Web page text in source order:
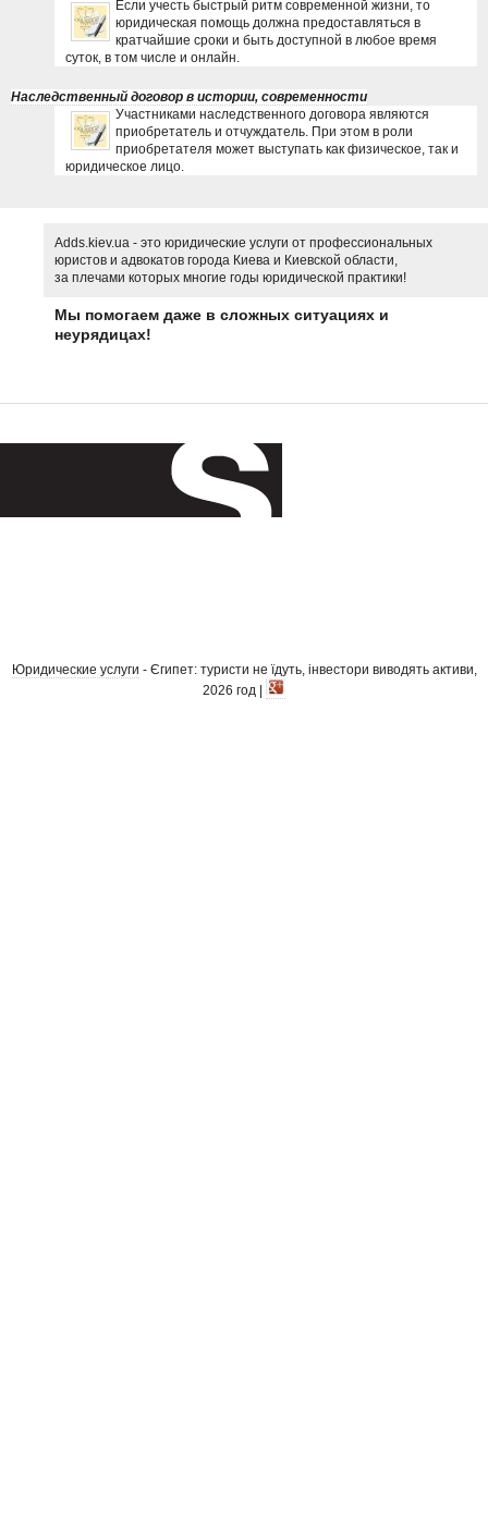
Если учесть быстрый ритм современной жизни, то
юридическая помощь должна предоставляться в
кратчайшие сроки и быть доступной в любое время
суток, в том числе и онлайн.
Наследственный договор в истории, современности
Участниками наследственного договора являются
приобретатель и отчуждатель. При этом в роли
приобретателя может выступать как физическое, так и
юридическое лицо.
Adds.kiev.ua - это юридические услуги от профессиональных
юристов и адвокатов города Киева и Киевской области,
за плечами которых многие годы юридической практики!
Мы помогаем даже в сложных ситуациях и
неурядицах!
Юридические услуги - Єгипет: туристи не їдуть, інвестори виводять активи,
2026 год |